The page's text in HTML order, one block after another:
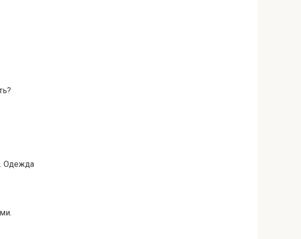
Одежда